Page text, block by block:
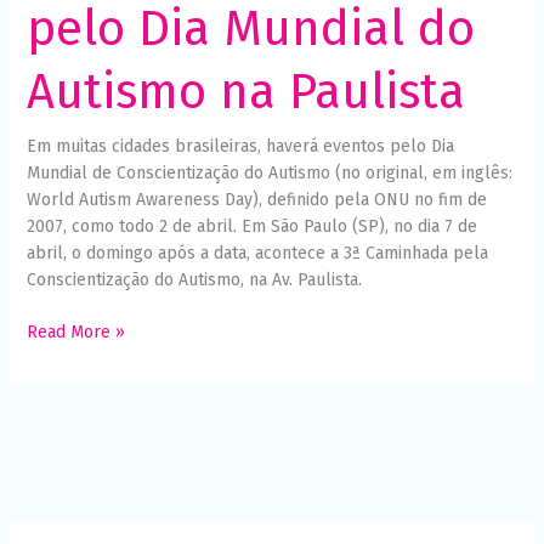
pelo Dia Mundial do
Autismo na Paulista
Em muitas cidades brasileiras, haverá eventos pelo Dia
Mundial de Conscientização do Autismo (no original, em inglês:
World Autism Awareness Day), definido pela ONU no fim de
2007, como todo 2 de abril. Em São Paulo (SP), no dia 7 de
abril, o domingo após a data, acontece a 3ª Caminhada pela
Conscientização do Autismo, na Av. Paulista.
Read More »